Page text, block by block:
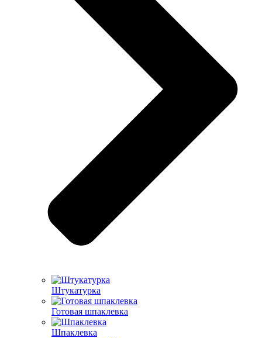
Штукатурка
Готовая шпаклевка
Шпаклевка